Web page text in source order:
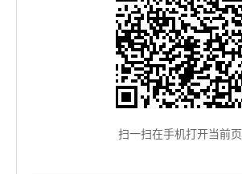
扫一扫在手机打开当前页